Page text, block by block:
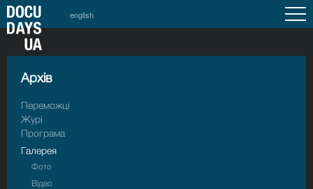
english
Архiв
Переможці
Журі
Програма
Галерея
Фото
Відео